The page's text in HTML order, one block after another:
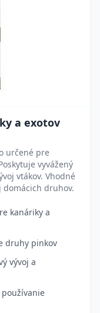
a exotov
určené pre
vyvážený
vtákov. Vhodné
druhov.
kanáriky a
druhy pinkov
vývoj a